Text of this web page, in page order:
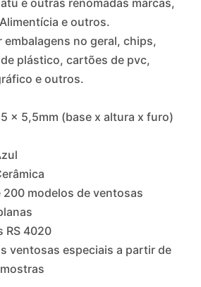
e outras renomadas marcas,
e outros.
embalagens no geral, chips,
plástico, cartões de pvc,
e outros.
x 5,5mm (base x altura x furo)
200 modelos de ventosas
RS 4020
ventosas especiais a partir de